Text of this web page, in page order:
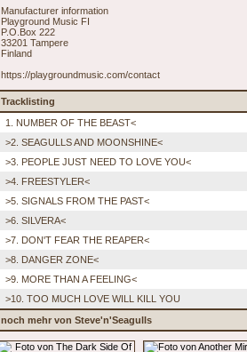
Manufacturer information
Playground Music FI
P.O.Box 222
33201 Tampere
Finland
https://playgroundmusic.com/contact
Tracklisting
1. NUMBER OF THE BEAST<
>2. SEAGULLS AND MOONSHINE<
>3. PEOPLE JUST NEED TO LOVE YOU<
>4. FREESTYLER<
>5. SIGNALS FROM THE PAST<
>6. SILVERA<
>7. DON'T FEAR THE REAPER<
>8. DANGER ZONE<
>9. MORE THAN A FEELING<
>10. TOO MUCH LOVE WILL KILL YOU
noch mehr von Steve'n'Seagulls